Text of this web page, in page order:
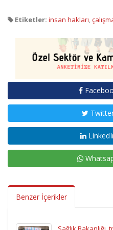
Etiketler: insan hakları
Benzer İçerikler